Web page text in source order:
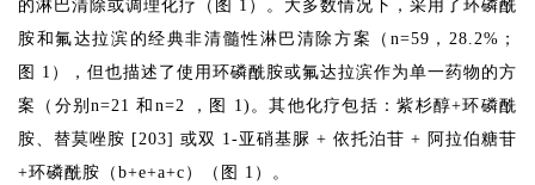
的淋巴清除或调理化疗（图 1）。大多数情况下，采用了环磷酰
胺和氟达拉滨的经典非清髓性淋巴清除方案（n=59，28.2%；
图 1），但也描述了使用环磷酰胺或氟达拉滨作为单一药物的方
案（ 分别n=21 和n=2 ，图 1)。其他化疗包括：紫杉醇+环磷酰
胺、替莫唑胺 [203] 或双 1-亚硝基脲 + 依托泊苷 + 阿拉伯糖苷
+环磷酰胺（b+e+a+c）（图 1）。